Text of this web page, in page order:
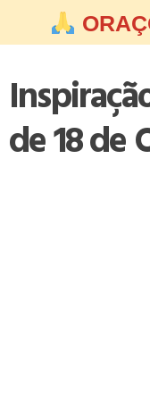
de 18 de